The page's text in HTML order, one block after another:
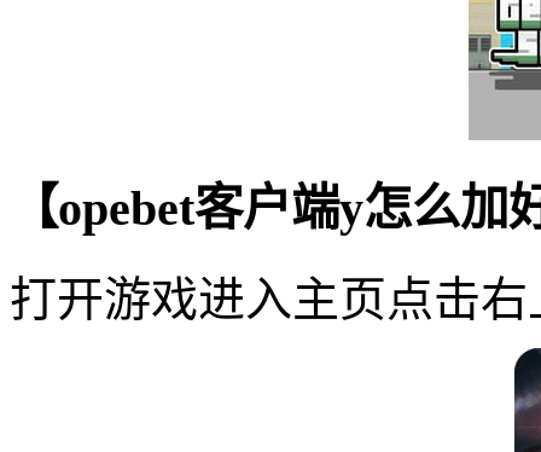
【opebet客户端y怎么
打开游戏进入主页点击